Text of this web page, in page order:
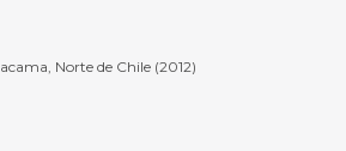
Norte de Chile (2012)